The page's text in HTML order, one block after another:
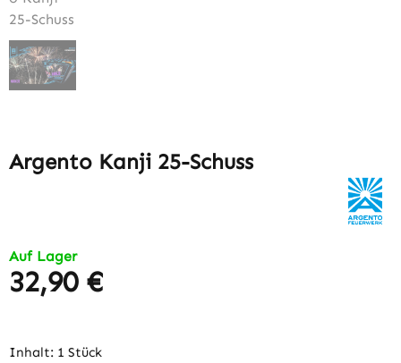
Argento Kanji 25-Schuss
Auf Lager
Regulärer Preis:
32,90 €
Inhalt: 1 Stück